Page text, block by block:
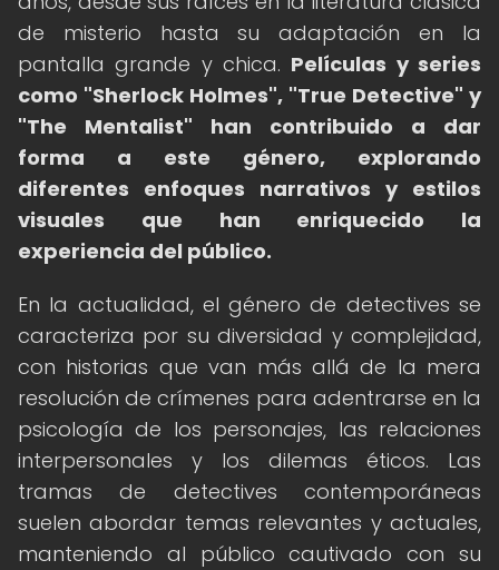
de misterio hasta su adaptación en la
pantalla grande y chica. Películas y series
como "Sherlock Holmes", "True Detective" y
"The Mentalist" han contribuido a dar
forma a este género, explorando
diferentes enfoques narrativos y estilos
visuales que han enriquecido la
experiencia del público.
En la actualidad, el género de detectives se
caracteriza por su diversidad y complejidad,
con historias que van más allá de la mera
resolución de crímenes para adentrarse en la
psicología de los personajes, las relaciones
interpersonales y los dilemas éticos. Las
tramas de detectives contemporáneas
suelen abordar temas relevantes y actuales,
manteniendo al público cautivado con su